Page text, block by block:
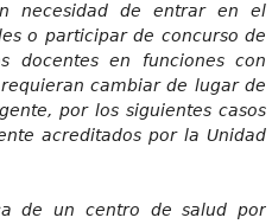
necesidad de entrar en el
o participar de concurso de
docentes en funciones con
cambiar de lugar de
por los siguientes casos
acreditados por la Unidad
de un centro de salud por